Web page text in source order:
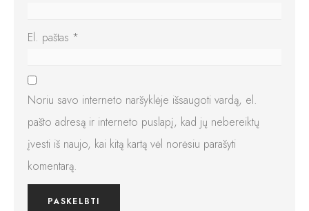
El. paštas *
Noriu savo interneto naršyklėje išsaugoti vardą, el.
pašto adresą ir interneto puslapį, kad jų nebereiktų
įvesti iš naujo, kai kitą kartą vėl norėsiu parašyti
komentarą.